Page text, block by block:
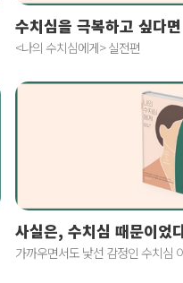
수치심을 극복하고 싶다면
<나의 수치심에게> 실전편
사실은, 수치심 때문이었
가까우면서도 낯선 감정인 수치심